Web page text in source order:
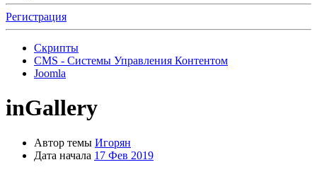
Регистрация
Скрипты
CMS - Системы Управления Контентом
Joomla
inGallery
Автор темы Игорян
Дата начала 17 Фев 2019